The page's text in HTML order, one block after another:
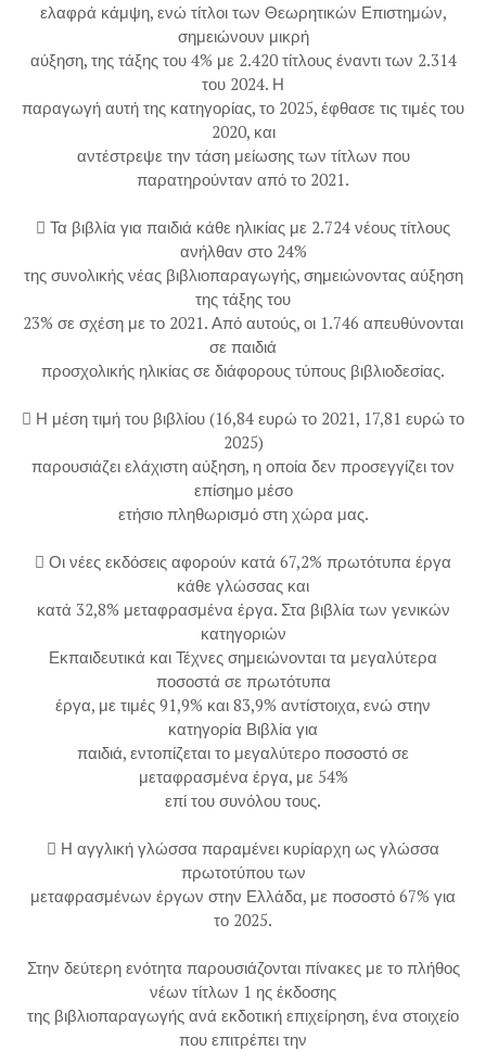
ελαφρά κάμψη, ενώ τίτλοι των Θεωρητικών Επιστημών,
σημειώνουν μικρή
αύξηση, της τάξης του 4% με 2.420 τίτλους έναντι των 2.314
του 2024. Η
παραγωγή αυτή της κατηγορίας, το 2025, έφθασε τις τιμές του
2020, και
αντέστρεψε την τάση μείωσης των τίτλων που
παρατηρούνταν από το 2021.
 Τα βιβλία για παιδιά κάθε ηλικίας με 2.724 νέους τίτλους
ανήλθαν στο 24%
της συνολικής νέας βιβλιοπαραγωγής, σημειώνοντας αύξηση
της τάξης του
23% σε σχέση με το 2021. Από αυτούς, οι 1.746 απευθύνονται
σε παιδιά
προσχολικής ηλικίας σε διάφορους τύπους βιβλιοδεσίας.
 Η μέση τιμή του βιβλίου (16,84 ευρώ το 2021, 17,81 ευρώ το
2025)
παρουσιάζει ελάχιστη αύξηση, η οποία δεν προσεγγίζει τον
επίσημο μέσο
ετήσιο πληθωρισμό στη χώρα μας.
 Οι νέες εκδόσεις αφορούν κατά 67,2% πρωτότυπα έργα
κάθε γλώσσας και
κατά 32,8% μεταφρασμένα έργα. Στα βιβλία των γενικών
κατηγοριών
Εκπαιδευτικά και Τέχνες σημειώνονται τα μεγαλύτερα
ποσοστά σε πρωτότυπα
έργα, με τιμές 91,9% και 83,9% αντίστοιχα, ενώ στην
κατηγορία Βιβλία για
παιδιά, εντοπίζεται το μεγαλύτερο ποσοστό σε
μεταφρασμένα έργα, με 54%
επί του συνόλου τους.
 Η αγγλική γλώσσα παραμένει κυρίαρχη ως γλώσσα
πρωτοτύπου των
μεταφρασμένων έργων στην Ελλάδα, με ποσοστό 67% για
το 2025.
Στην δεύτερη ενότητα παρουσιάζονται πίνακες με το πλήθος
νέων τίτλων 1 ης έκδοσης
της βιβλιοπαραγωγής ανά εκδοτική επιχείρηση, ένα στοιχείο
που επιτρέπει την